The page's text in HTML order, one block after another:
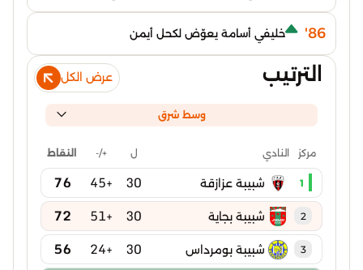
86' خليفي أسامة يعوّض لكحل أيمن
الترتيب عرض الكل
وسط شرق
مركز النادي ل +/- النقاط
1 شبيبة عزازقة 30
+45
76
2 شبيبة بجاية 30
+51
72
3 شبيبة بومرداس 30
+24
56